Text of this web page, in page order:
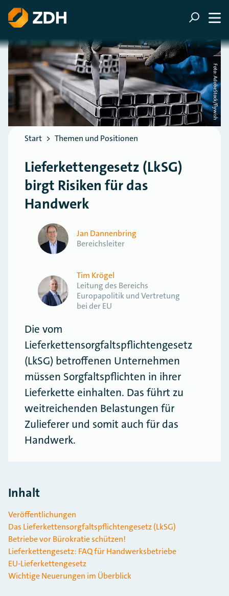
ZUM HAUPTINHALT SPRINGEN
ZUR SUCHE SPRINGEN
Foto: AdobeStock/flywish
Sie befinden sich hier:
Start Themen und Positionen
Lieferkettengesetz (LkSG)
birgt Risiken für das
Handwerk
Jan Dannenbring
Bereichsleiter
Tim Krögel
Leitung des Bereichs
Europapolitik und Vertretung
bei der EU
Die vom
Lieferkettensorgfaltspflichtengesetz
(LkSG) betroffenen Unternehmen
müssen Sorgfaltspflichten in ihrer
Lieferkette einhalten. Das führt zu
weitreichenden Belastungen für
Zulieferer und somit auch für das
Handwerk.
Inhalt
Veröffentlichungen
Das Lieferkettensorgfaltspflichtengesetz (LkSG)
Betriebe vor Bürokratie schützen!
Lieferkettengesetz: FAQ für Handwerksbetriebe
EU-Lieferkettengesetz
Wichtige Neuerungen im Überblick